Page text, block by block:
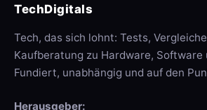
TechDigitals
Tech, das sich lohnt: Tests,
Kaufberatung zu Hardware, Software
Fundiert, unabhängig und auf den
Herausgeber: